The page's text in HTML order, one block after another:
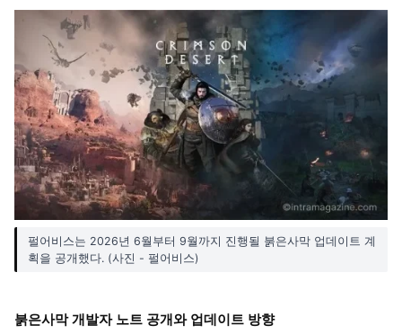
펄어비스는 2026년 6월부터 9월까지 진행될 붉은사막 업데이트 계
획을 공개했다. (사진 - 펄어비스)
붉은사막 개발자 노트 공개와 업데이트 방향